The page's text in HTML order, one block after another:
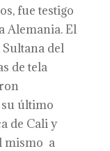
fue testigo
Alemania. El
del
de tela
último
de Cali y
mismo a